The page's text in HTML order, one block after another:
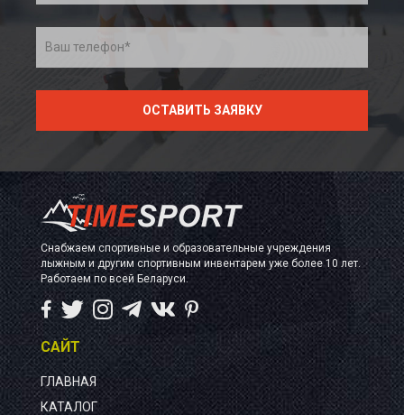
Снабжаем спортивные и образовательные учреждения
лыжным и другим спортивным инвентарем уже более 10 лет.
Работаем по всей Беларуси.
САЙТ
ГЛАВНАЯ
КАТАЛОГ